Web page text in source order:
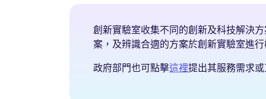
創新實驗室收集不同的創新及科技解決
案，及辨識合適的方案於創新實驗室進
政府部門也可點擊這裡提出服務需求
提出其服務需求